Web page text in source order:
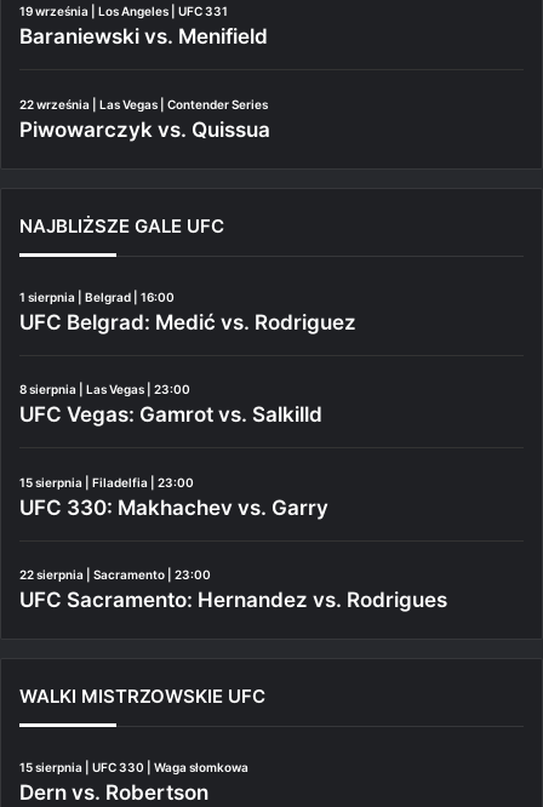
19 września | Los Angeles | UFC 331
Baraniewski vs. Menifield
22 września | Las Vegas | Contender Series
Piwowarczyk vs. Quissua
NAJBLIŻSZE GALE UFC
1 sierpnia | Belgrad | 16:00
UFC Belgrad: Medić vs. Rodriguez
8 sierpnia | Las Vegas | 23:00
UFC Vegas: Gamrot vs. Salkilld
15 sierpnia | Filadelfia | 23:00
UFC 330: Makhachev vs. Garry
22 sierpnia | Sacramento | 23:00
UFC Sacramento: Hernandez vs. Rodrigues
WALKI MISTRZOWSKIE UFC
15 sierpnia | UFC 330 | Waga słomkowa
Dern vs. Robertson